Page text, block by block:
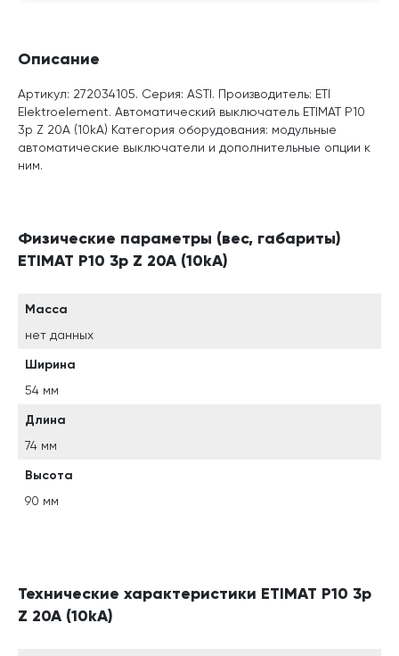
Описание
Артикул: 272034105. Серия: ASTI. Производитель: ETI
Elektroelement. Автоматический выключатель ETIMAT P10
3p Z 20A (10kA) Категория оборудования: модульные
автоматические выключатели и дополнительные опции к
ним.
Физические параметры (вес, габариты)
ETIMAT P10 3p Z 20A (10kA)
Масса
нет данных
Ширина
54 мм
Длина
74 мм
Высота
90 мм
Технические характеристики ETIMAT P10 3p
Z 20A (10kA)